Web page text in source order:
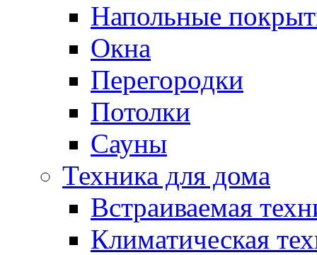
Напольные
Окна
Перегородки
Потолки
Сауны
Техника для дома
Встраиваемая
Климатическая